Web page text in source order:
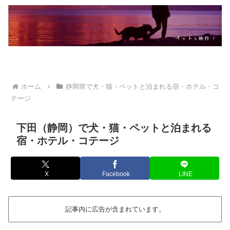
ホーム
静岡県で犬・猫・ペットと泊まれる宿・ホテル・コ
テージ
下田（静岡）で犬・猫・ペットと泊まれる
宿・ホテル・コテージ
X Facebook LINE
記事内に広告が含まれています。